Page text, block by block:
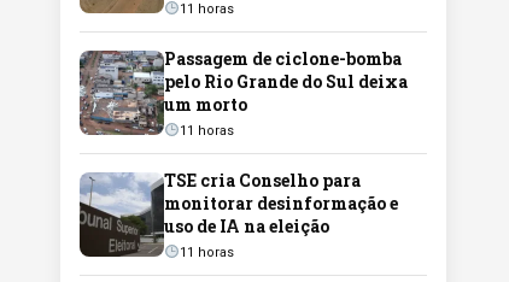
11 horas
Passagem de ciclone-bomba
pelo Rio Grande do Sul deixa
um morto
11 horas
TSE cria Conselho para
monitorar desinformação e
uso de IA na eleição
11 horas